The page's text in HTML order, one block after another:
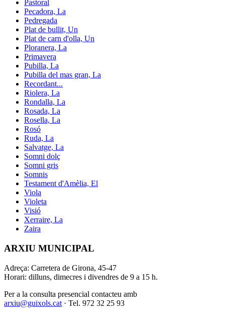
Pastoral
Pecadora, La
Pedregada
Plat de bullit, Un
Plat de carn d'olla, Un
Ploranera, La
Primavera
Pubilla, La
Pubilla del mas gran, La
Recordant...
Riolera, La
Rondalla, La
Rosada, La
Rosella, La
Rosó
Ruda, La
Salvatge, La
Somni dolç
Somni gris
Somnis
Testament d'Amèlia, El
Viola
Violeta
Visió
Xerraire, La
Zaira
ARXIU MUNICIPAL
Adreça: Carretera de Girona, 45-47
Horari: dilluns, dimecres i divendres de 9 a 15 h.
Per a la consulta presencial contacteu amb
arxiu@guixols.cat · Tel. 972 32 25 93